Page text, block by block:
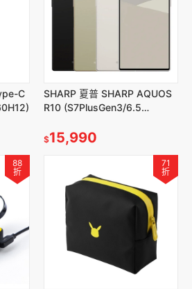
C
SHARP 夏普 SHARP AQUOS
R10 (S7PlusGen3/6.5
$15,990
88
折
71
折